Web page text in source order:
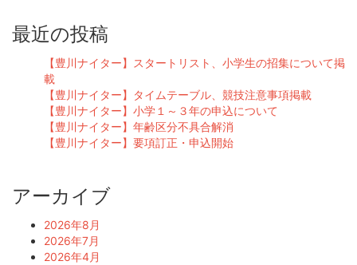
最近の投稿
【豊川ナイター】スタートリスト、小学生の招集について掲
載
【豊川ナイター】タイムテーブル、競技注意事項掲載
【豊川ナイター】小学１～３年の申込について
【豊川ナイター】年齢区分不具合解消
【豊川ナイター】要項訂正・申込開始
アーカイブ
2026年8月
2026年7月
2026年4月